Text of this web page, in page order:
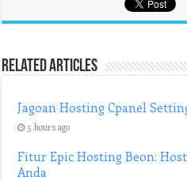
Related Articles
Jagoan Hosting Cpanel
5 hours ago
Fitur Epic Hosting Beon:
Anda